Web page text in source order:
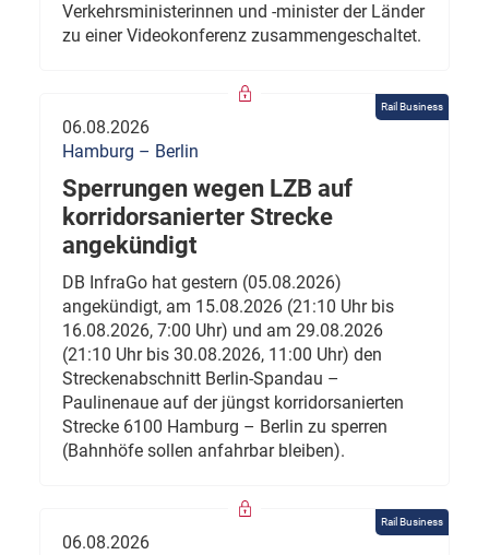
Verkehrsministerinnen und -minister der Länder
zu einer Videokonferenz zusammengeschaltet.
Rail Business
06.08.2026
Hamburg – Berlin
Sperrungen wegen LZB auf
korridorsanierter Strecke
angekündigt
DB InfraGo hat gestern (05.08.2026)
angekündigt, am 15.08.2026 (21:10 Uhr bis
16.08.2026, 7:00 Uhr) und am 29.08.2026
(21:10 Uhr bis 30.08.2026, 11:00 Uhr) den
Streckenabschnitt Berlin-Spandau –
Paulinenaue auf der jüngst korridorsanierten
Strecke 6100 Hamburg – Berlin zu sperren
(Bahnhöfe sollen anfahrbar bleiben).
Rail Business
06.08.2026